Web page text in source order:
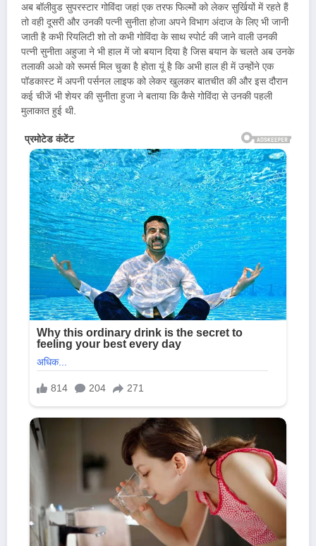
अब बॉलीवुड सुपरस्टार गोविंदा जहां एक तरफ फिल्मों को लेकर सुर्खियों में रहते हैं
तो वही दूसरी और उनकी पत्नी सुनीता होजा अपने विभाग अंदाज के लिए भी जानी
जाती है कभी रियलिटी शो तो कभी गोविंदा के साथ स्पोर्ट की जाने वाली उनकी
पत्नी सुनीता अहुजा ने भी हाल में जो बयान दिया है जिस बयान के चलते अब उनके
तलाकी अओ को रूमर्स मिल चुका है होता यूं है कि अभी हाल ही में उन्होंने एक
पॉडकास्ट में अपनी पर्सनल लाइफ को लेकर खुलकर बातचीत की और इस दौरान
कई चीजें भी शेयर की सुनीता हुजा ने बताया कि कैसे गोविंदा से उनकी पहली
मुलाकात हुई थी.